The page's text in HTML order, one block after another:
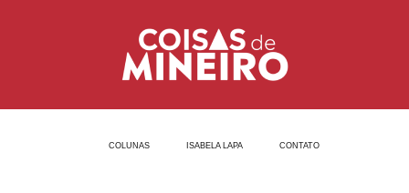
COLUNAS ISABELA LAPA CONTATO